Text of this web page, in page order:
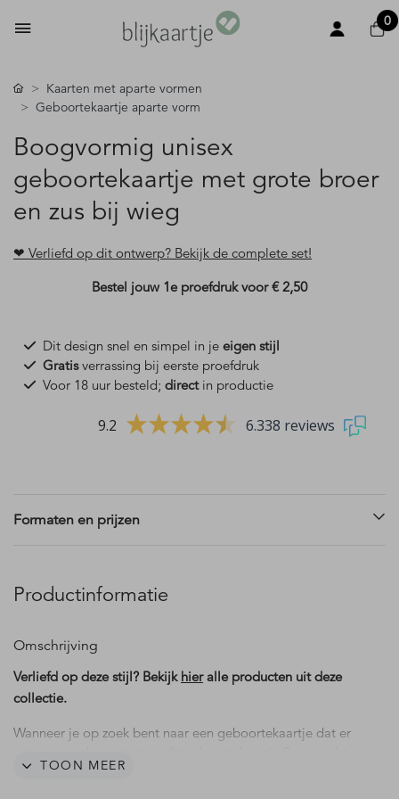
0
Kaarten met aparte vormen
Geboortekaartje aparte vorm
Boogvormig unisex
geboortekaartje met grote broer
en zus bij wieg
❤ Verliefd op dit ontwerp? Bekijk de complete set!
Bestel jouw 1e proefdruk voor€ 2,50
Dit design snel en simpel in je eigen stijl
Gratisverrassing bij eerste proefdruk
Voor 18 uur besteld; directin productie
9.2 6.338 reviews
Formaten en prijzen
Productinformatie
Omschrijving
Verliefd op deze stijl? Bekijk hieralle producten uit deze
collectie.
Wanneer je op zoek bent naar een geboortekaartje dat er
iets voor jou! Dit kaartje is namelijk vormgegeven in de
TOON MEER